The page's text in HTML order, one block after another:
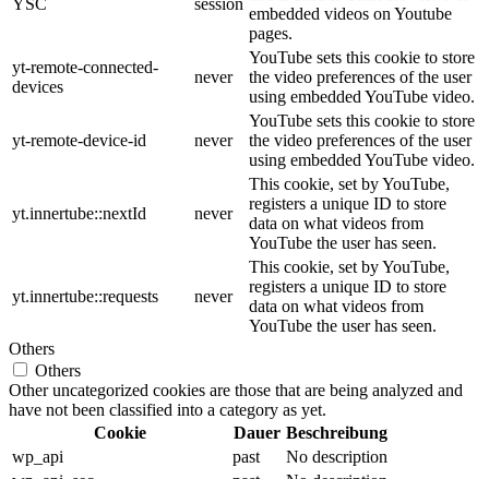
YSC session
embedded videos on Youtube
pages.
yt-remote-connected-
devices
never
YouTube sets this cookie to store
the video preferences of the user
using embedded YouTube video.
yt-remote-device-id never
YouTube sets this cookie to store
the video preferences of the user
using embedded YouTube video.
yt.innertube::nextId never
This cookie, set by YouTube,
registers a unique ID to store
data on what videos from
YouTube the user has seen.
yt.innertube::requests never
This cookie, set by YouTube,
registers a unique ID to store
data on what videos from
YouTube the user has seen.
Others
Others
Other uncategorized cookies are those that are being analyzed and
have not been classified into a category as yet.
Cookie
Dauer Beschreibung
wp_api
past
No description